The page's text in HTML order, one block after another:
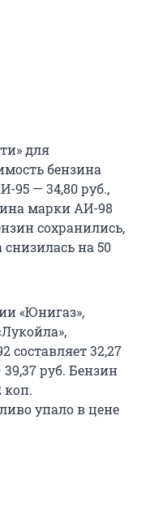
для
бензина
95 — 34,80 руб.,
марки АИ-98
сохранились,
на 50
«Юнигаз»,
составляет 32,27
руб. Бензин
коп.
упало в цене